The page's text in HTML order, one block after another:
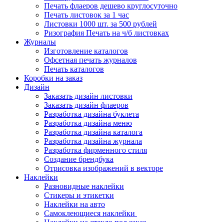
Печать флаеров дешево круглосуточно
Печать листовок за 1 час
Листовки 1000 шт. за 500 рублей
Ризография Печать на ч/б листовках
Журналы
Изготовление каталогов
Офсетная печать журналов
Печать каталогов
Коробки на заказ
Дизайн
Заказать дизайн листовки
Заказать дизайн флаеров
Разработка дизайна буклета
Разработка дизайна меню
Разработка дизайна каталога
Разработка дизайна журнала
Разработка фирменного стиля
Создание брендбука
Отрисовка изображений в векторе
Наклейки
Разновидные наклейки
Стикеры и этикетки
Наклейки на авто
Самоклеющиеся наклейки